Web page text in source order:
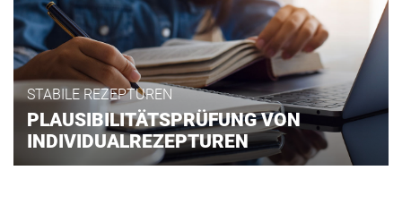
STABILE REZEPTUREN
PLAUSIBILITÄTSPRÜFUNG VON
INDIVIDUALREZEPTUREN